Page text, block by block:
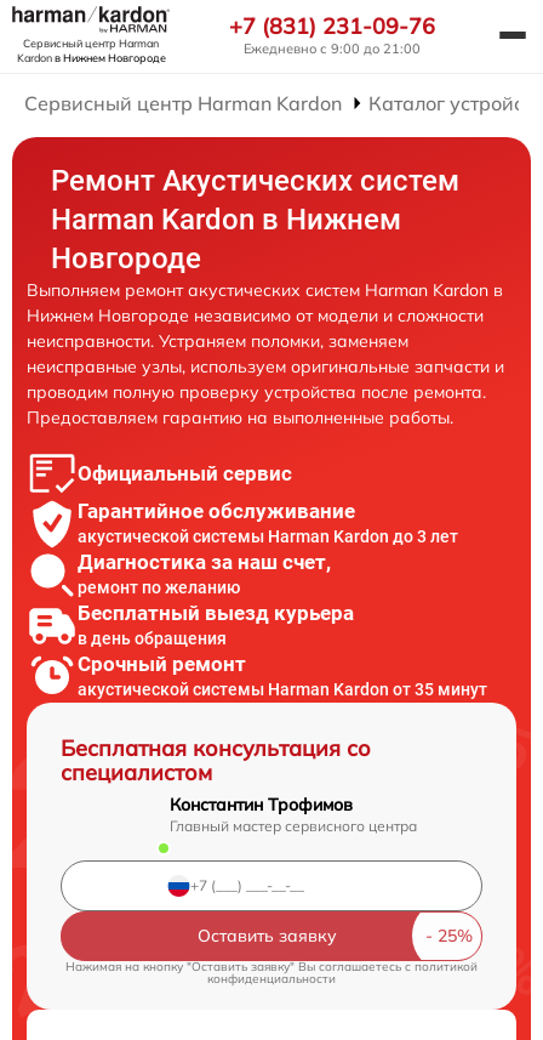
Сервисный центр Harman
Kardonв Нижнем Новгороде
+7 (831) 231-09-76
Ежедневно с 9:00 до 21:00
Сервисный центр Harman Kardon Каталог устройств
Ремонт Акустических систем
Harman Kardon в Нижнем
Новгороде
Выполняем ремонт акустических систем Harman Kardon в
Нижнем Новгороде независимо от модели и сложности
неисправности. Устраняем поломки, заменяем
неисправные узлы, используем оригинальные запчасти и
проводим полную проверку устройства после ремонта.
Предоставляем гарантию на выполненные работы.
Официальный сервис
Гарантийное обслуживание
акустической системы Harman Kardon до 3 лет
Диагностика за наш счет,
ремонт по желанию
Бесплатный выезд курьера
в день обращения
Срочный ремонт
акустической системы Harman Kardon от 35 минут
Бесплатная консультация со
специалистом
Константин Трофимов
Главный мастер сервисного центра
Оставить заявку
Нажимая на кнопку "Оставить заявку" Вы соглашаетесь cполитикой
конфиденциальности